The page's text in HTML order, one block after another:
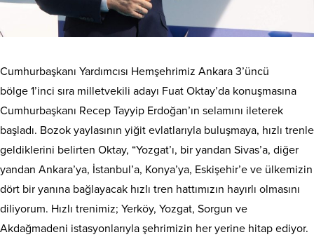
Cumhurbaşkanı Yardımcısı Hemşehrimiz Ankara 3’üncü
bölge 1’inci sıra milletvekili adayı Fuat Oktay’da konuşmasına
Cumhurbaşkanı Recep Tayyip Erdoğan’ın selamını ileterek
başladı. Bozok yaylasının yiğit evlatlarıyla buluşmaya, hızlı trenle
geldiklerini belirten Oktay, “Yozgat’ı, bir yandan Sivas’a, diğer
yandan Ankara’ya, İstanbul’a, Konya’ya, Eskişehir’e ve ülkemizin
dört bir yanına bağlayacak hızlı tren hattımızın hayırlı olmasını
diliyorum. Hızlı trenimiz; Yerköy, Yozgat, Sorgun ve
Akdağmadeni istasyonlarıyla şehrimizin her yerine hitap ediyor.